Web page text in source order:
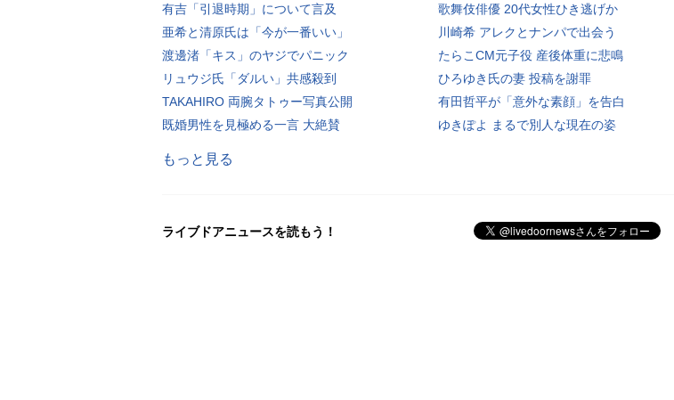
有吉「引退時期」について言及
亜希と清原氏は「今が一番いい」
渡邊渚「キス」のヤジでパニック
リュウジ氏「ダルい」共感殺到
TAKAHIRO 両腕タトゥー写真公開
既婚男性を見極める一言 大絶賛
歌舞伎俳優 20代女性ひき逃げか
川崎希 アレクとナンパで出会う
たらこCM元子役 産後体重に悲鳴
ひろゆき氏の妻 投稿を謝罪
有田哲平が「意外な素顔」を告白
ゆきぽよ まるで別人な現在の姿
もっと見る
ライブドアニュースを読もう！